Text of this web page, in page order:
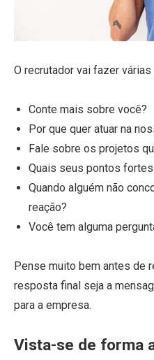
O recrutador vai fazer
Conte mais sobre você?
Por que quer atuar na
Fale sobre os projetos
Quais seus pontos
Quando alguém não
reação?
Você tem alguma
Pense muito bem antes de
resposta final seja a
para a empresa.
Vista-se de forma